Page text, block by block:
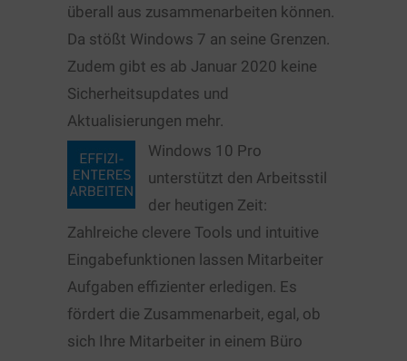
überall aus zusammenarbeiten können.
Da stößt Windows 7 an seine Grenzen.
Zudem gibt es ab Januar 2020 keine
Sicherheitsupdates und
Aktualisierungen mehr.
Windows 10 Pro
unterstützt den Arbeitsstil
der heutigen Zeit:
Zahlreiche clevere Tools und intuitive
Eingabefunktionen lassen Mitarbeiter
Aufgaben effizienter erledigen. Es
fördert die Zusammenarbeit, egal, ob
sich Ihre Mitarbeiter in einem Büro